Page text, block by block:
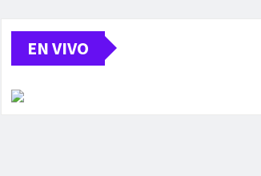
EN VIVO